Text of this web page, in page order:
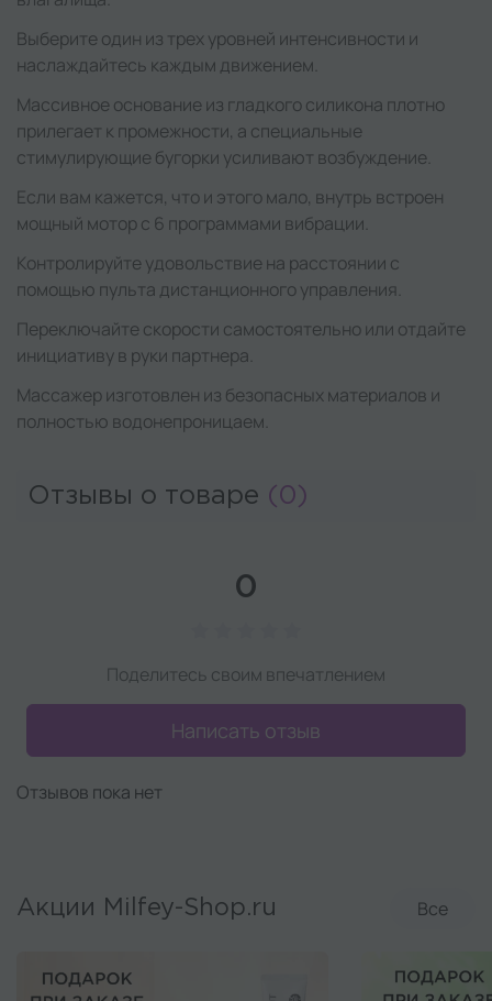
Выберите один из трех уровней интенсивности и
наслаждайтесь каждым движением.
Массивное основание из гладкого силикона плотно
прилегает к промежности, а специальные
стимулирующие бугорки усиливают возбуждение.
Если вам кажется, что и этого мало, внутрь встроен
мощный мотор с 6 программами вибрации.
Контролируйте удовольствие на расстоянии с
помощью пульта дистанционного управления.
Переключайте скорости самостоятельно или отдайте
инициативу в руки партнера.
Массажер изготовлен из безопасных материалов и
полностью водонепроницаем.
Отзывы о товаре (0)
0
Поделитесь своим впечатлением
Написать отзыв
Отзывов пока нет
Акции Milfey-Shop.ru Все